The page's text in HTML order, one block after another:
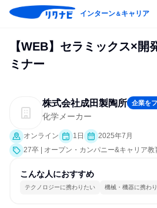
インターン＆キャリア
【WEB】セラミックス×開
ミナー
株式会社成田製陶所 企業を
化学メーカー
オンライン 1日
2025年7月
27卒 | オープン・カンパニー&キャリア教
こんな人におすすめ
テクノロジーに携わりたい 機械・機器に携わ